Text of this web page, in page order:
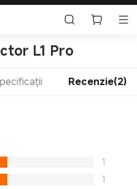
L1 Pro
Recenzie(2)
1
1